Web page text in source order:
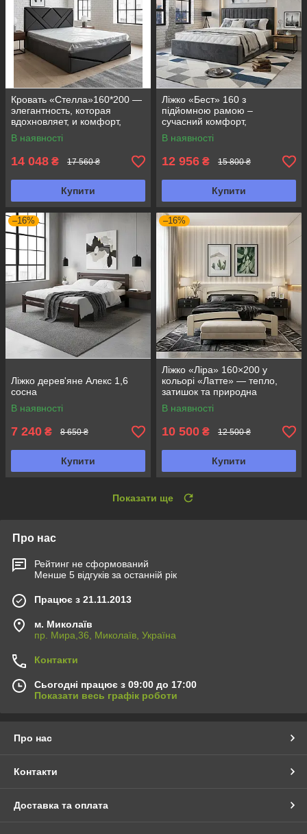
Кровать «Стелла»160*200 —
элегантность, которая
вдохновляет, и комфорт,
который ощущается с
первого взгляда
В наявності
14 048 ₴ 17 560 ₴
Купити
Ліжко «Бест» 160 з
підйомною рамою –
сучасний комфорт,
практичність та елегантний
дизайн
В наявності
12 956 ₴ 15 800 ₴
Купити
–16%
Ліжко дерев'яне Алекс 1,6
сосна
В наявності
7 240 ₴ 8 650 ₴
Купити
–16%
Ліжко «Ліра» 160×200 у
кольорі «Латте» — тепло,
затишок та природна
елегантність
В наявності
10 500 ₴ 12 500 ₴
Купити
Показати ще
Про нас
Рейтинг не сформований
Менше 5 відгуків за останній рік
Працює з 21.11.2013
м. Миколаїв
пр. Мира,36, Миколаїв, Україна
Контакти
Сьогодні працює з 09:00 до 17:00
Показати весь графік роботи
Про нас
Контакти
Доставка та оплата